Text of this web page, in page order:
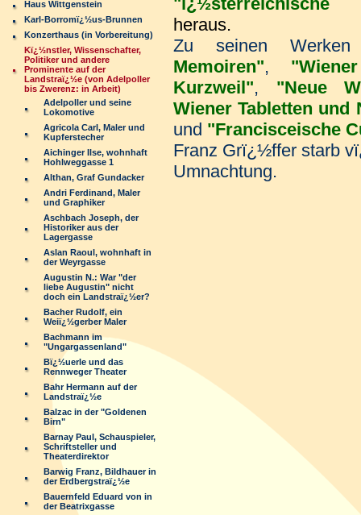
Haus Wittgenstein
Karl-Borromï¿½us-Brunnen
Konzerthaus (in Vorbereitung)
Kï¿½nstler, Wissenschafter,
Politiker und andere
Prominente auf der
Landstraï¿½e (von Adelpoller
bis Zwerenz: in Arbeit)
Adelpoller und seine
Lokomotive
Agricola Carl, Maler und
Kupferstecher
Aichinger Ilse, wohnhaft
Hohlweggasse 1
Althan, Graf Gundacker
Andri Ferdinand, Maler
und Graphiker
Aschbach Joseph, der
Historiker aus der
Lagergasse
Aslan Raoul, wohnhaft in
der Weyrgasse
Augustin N.: War "der
liebe Augustin" nicht
doch ein Landstraï¿½er?
Bacher Rudolf, ein
Weiï¿½gerber Maler
Bachmann im
"Ungargassenland"
Bï¿½uerle und das
Rennweger Theater
Bahr Hermann auf der
Landstraï¿½e
Balzac in der "Goldenen
Birn"
Barnay Paul, Schauspieler,
Schriftsteller und
Theaterdirektor
Barwig Franz, Bildhauer in
der Erdbergstraï¿½e
Bauernfeld Eduard von in
der Beatrixgasse
heraus.
Zu seinen
Memoiren",
Kurzweil", "Neue
Wiener Tabletten und
und "Francisceische
Franz Grï¿½ffer starb
Umnachtung.